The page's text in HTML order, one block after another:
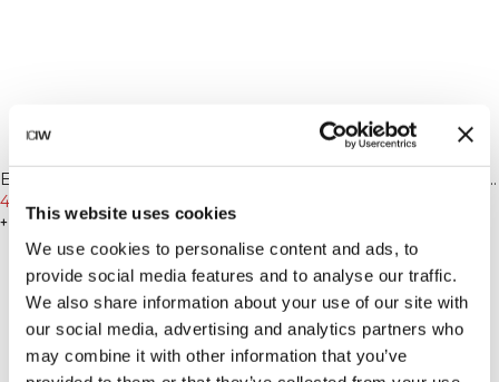
This website uses cookies
We use cookies to personalise content and ads, to
provide social media features and to analyse our traffic.
We also share information about your use of our site with
our social media, advertising and analytics partners who
may combine it with other information that you’ve
-25%
Everyday Oversized Terry T-
shirt M Northern Green
44€59€
+ 4 couleurs